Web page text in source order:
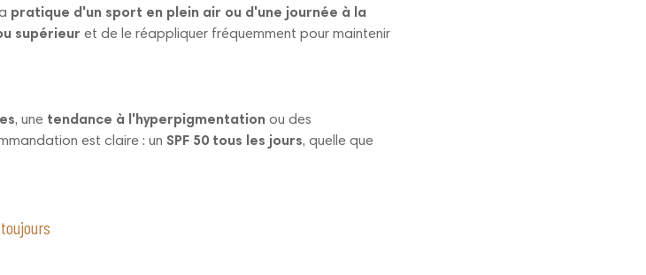
pratique d'un sport en plein air ou d'une journée à la
supérieur et de le réappliquer fréquemment pour maintenir
, une tendance à l'hyperpigmentation ou des
est claire : un SPF 50 tous les jours, quelle que